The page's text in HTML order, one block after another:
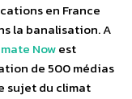
en France
la banalisation. A
Nowest
de 500 médias
sujet du climat